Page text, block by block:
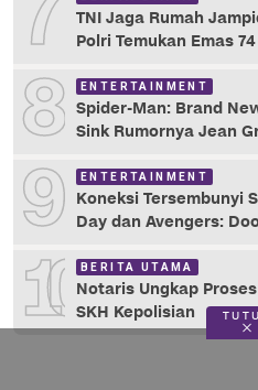
7
TNI Jaga Rumah
Polri Temukan Emas
8 ENTERTAINMENT
Spider-Man: Brand
Sink Rumornya Jean
9 ENTERTAINMENT
Koneksi Tersembunyi
Day dan Avengers:
10 BERITA UTAMA
Notaris Ungkap
SKH Kepolisian